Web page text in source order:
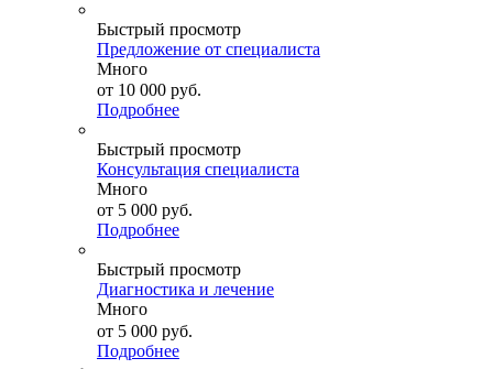
Быстрый просмотр
Предложение от специалиста
Много
от 10 000 руб.
Подробнее
Быстрый просмотр
Консультация специалиста
Много
от 5 000 руб.
Подробнее
Быстрый просмотр
Диагностика и лечение
Много
от 5 000 руб.
Подробнее